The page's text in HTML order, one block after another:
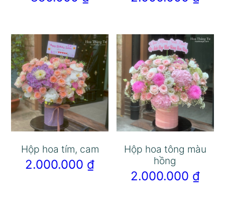
Hộp hoa tím, cam
2.000.000 ₫
Hộp hoa tông màu
hồng
2.000.000 ₫